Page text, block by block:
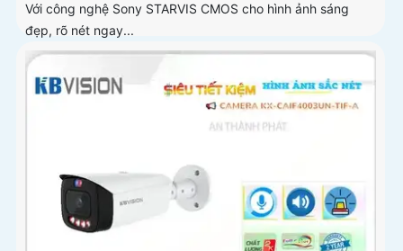
Với công nghệ Sony STARVIS CMOS cho hình ảnh sáng
đẹp, rõ nét ngay...